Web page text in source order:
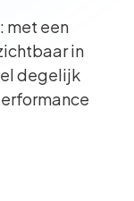
met een
in
degelijk